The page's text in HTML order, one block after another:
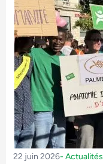
22 juin 2026- Actualités